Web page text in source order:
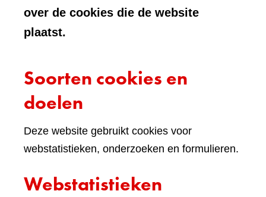
over de cookies die de website
plaatst.
Soorten cookies en
doelen
Deze website gebruikt cookies voor
webstatistieken, onderzoeken en formulieren.
Webstatistieken